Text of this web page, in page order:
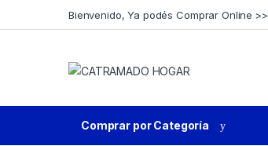
Bienvenido, Ya podés Comprar Online >>
Comprar por Categoría